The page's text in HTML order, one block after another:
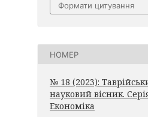
Формати цитування
НОМЕР
№ 18 (2023):
науковий вісник.
Економіка